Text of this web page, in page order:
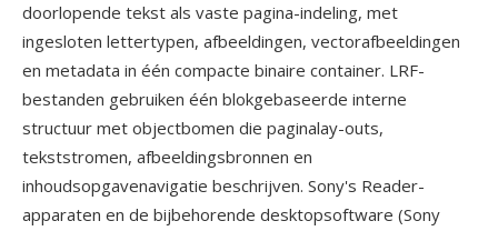
doorlopende tekst als vaste pagina-indeling, met
ingesloten lettertypen, afbeeldingen, vectorafbeeldingen
en metadata in één compacte binaire container. LRF-
bestanden gebruiken één blokgebaseerde interne
structuur met objectbomen die paginalay-outs,
tekststromen, afbeeldingsbronnen en
inhoudsopgavenavigatie beschrijven. Sony's Reader-
apparaten en de bijbehorende desktopsoftware (Sony